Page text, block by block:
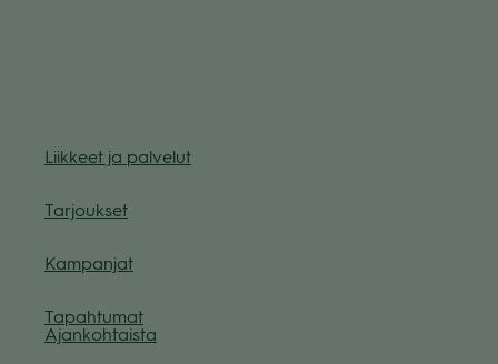
Liik­keet ja pal­ve­lut
Tar­jouk­set
Kam­pan­jat
Tapah­tu­mat
Ajan­koh­taista